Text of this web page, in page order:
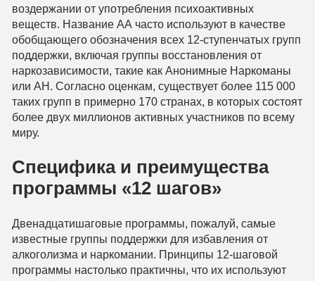
воздержании от употребления психоактивных
веществ. Название АА часто используют в качестве
обобщающего обозначения всех 12-ступенчатых групп
поддержки, включая группы восстановления от
наркозависимости, такие как Анонимные Наркоманы
или АН. Согласно оценкам, существует более 115 000
таких групп в примерно 170 странах, в которых состоят
более двух миллионов активных участников по всему
миру.
Специфика и преимущества
программы «12 шагов»
Двенадцатишаговые программы, пожалуй, самые
известные группы поддержки для избавления от
алкоголизма и наркомании. Принципы 12-шаговой
программы настолько практичны, что их используют